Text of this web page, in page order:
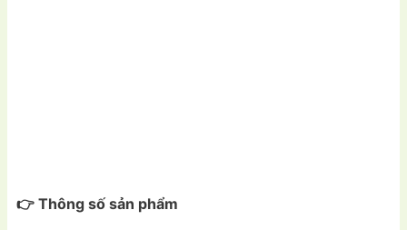
👉 Thông số sản phẩm